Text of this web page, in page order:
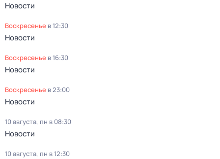
Новости
воскресенье в12:30
Новости
воскресенье в16:30
Новости
воскресенье в23:00
Новости
10 августа, пн в 08:30
Новости
10 августа, пн в 12:30